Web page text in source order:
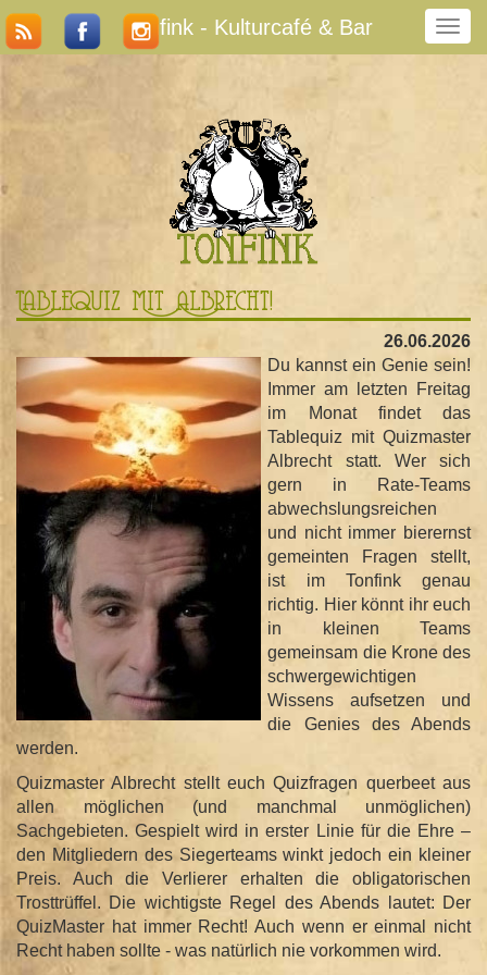
N
a
s
c
h
a
l
t
e
n
Tonfink - Kulturcafé & Bar
Tablequiz Mit Albrecht!
26.06.2026
Du kannst ein Genie sein!
Immer am letzten Freitag
im Monat findet das
Tablequiz mit Quizmaster
Albrecht statt. Wer sich
gern in Rate-Teams
abwechslungsreichen
und nicht immer bierernst
gemeinten Fragen stellt,
ist im Tonfink genau
richtig. Hier könnt ihr euch
in kleinen Teams
gemeinsam die Krone des
schwergewichtigen
Wissens aufsetzen und
die Genies des Abends
werden.
Quizmaster Albrecht stellt euch Quizfragen querbeet aus
allen möglichen (und manchmal unmöglichen)
Sachgebieten. Gespielt wird in erster Linie für die Ehre –
den Mitgliedern des Siegerteams winkt jedoch ein kleiner
Preis. Auch die Verlierer erhalten die obligatorischen
Trosttrüffel. Die wichtigste Regel des Abends lautet: Der
QuizMaster hat immer Recht! Auch wenn er einmal nicht
Recht haben sollte - was natürlich nie vorkommen wird.